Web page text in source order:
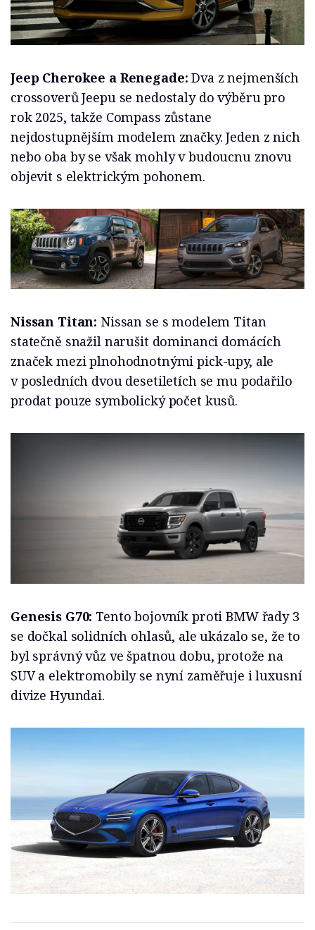
Jeep Cherokee a Renegade:Dva z nejmenších
crossoverů Jeepu se nedostaly do výběru pro
rok 2025, takže Compass zůstane
nejdostupnějším modelem značky. Jeden z nich
nebo oba by se však mohly v budoucnu znovu
objevit s elektrickým pohonem.
Nissan Titan: Nissan se s modelem Titan
statečně snažil narušit dominanci domácích
značek mezi plnohodnotnými pick-upy, ale
v posledních dvou desetiletích se mu podařilo
prodat pouze symbolický počet kusů.
Genesis G70: Tento bojovník proti BMW řady 3
se dočkal solidních ohlasů, ale ukázalo se, že to
byl správný vůz ve špatnou dobu, protože na
SUV a elektromobily se nyní zaměřuje i luxusní
divize Hyundai.